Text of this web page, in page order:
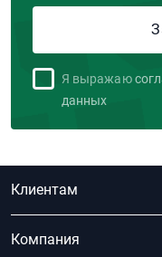
Я выражаю
данных
Клиентам
Компания